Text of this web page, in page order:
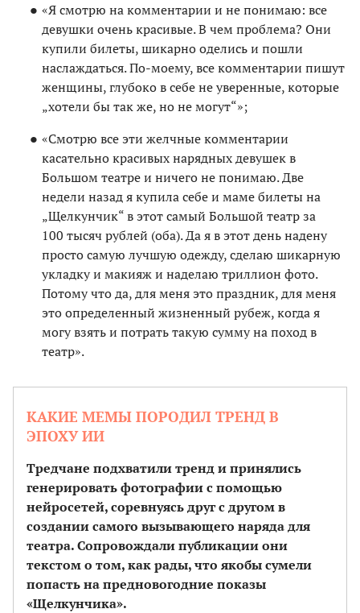
«Я смотрю на комментарии и не понимаю: все
девушки очень красивые. В чем проблема? Они
купили билеты, шикарно оделись и пошли
наслаждаться. По-моему, все комментарии пишут
женщины, глубоко в себе не уверенные, которые
„хотели бы так же, но не могут“»;
«Смотрю все эти желчные комментарии
касательно красивых нарядных девушек в
Большом театре и ничего не понимаю. Две
недели назад я купила себе и маме билеты на
„Щелкунчик“ в этот самый Большой театр за
100 тысяч рублей (оба). Да я в этот день надену
просто самую лучшую одежду, сделаю шикарную
укладку и макияж и наделаю триллион фото.
Потому что да, для меня это праздник, для меня
это определенный жизненный рубеж, когда я
могу взять и потрать такую сумму на поход в
театр».
КАКИЕ МЕМЫ ПОРОДИЛ ТРЕНД В
ЭПОХУ ИИ
Тредчане подхватили тренд и принялись
генерировать фотографии с помощью
нейросетей, соревнуясь друг с другом в
создании самого вызывающего наряда для
театра. Сопровождали публикации они
текстом о том, как рады, что якобы сумели
попасть на предновогодние показы
«Щелкунчика».